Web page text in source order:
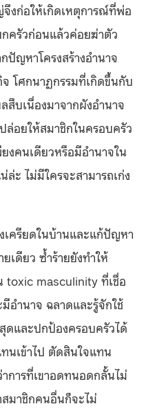
งก่อให้เกิดเหตุการณ์ที่พ่อ
ครัวก่อนแล้วค่อยฆ่าตัว
ปัญหาโครงสร้างอำนาจ
โศกนาฏกรรมที่เกิดขึ้นกับ
สืบเนื่องมาจากผังอำนาจ
อยให้สมาชิกในครอบครัว
งคนเดียวหรือมีอำนาจใน
ะ ไม่มีใครจะสามารถเก่ง
เครียดในบ้านและแก้ปัญหา
เดียว ซ้ำร้ายยังทำให้
toxic masculinity ที่เชื่อ
อำนาจ ฉลาดและรู้จักใช้
ดและปกป้องครอบครัวได้
นเข้าไป ตัดสินใจแทน
การที่เขาอดทนอดกลั้นไม่
มาชิกคนอื่นก็จะไม่